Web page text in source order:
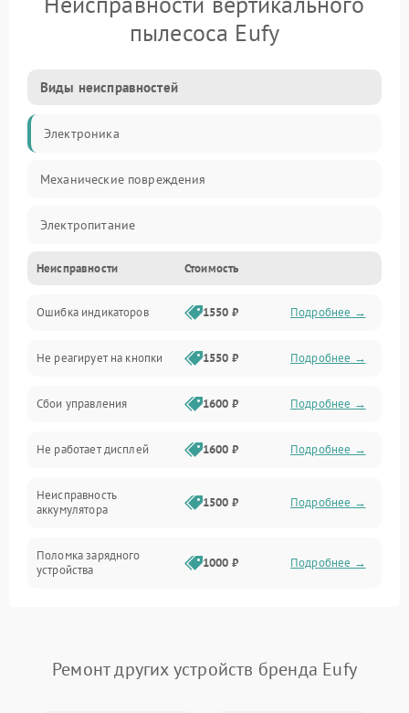
пылесоса Eufy
Виды неисправностей
Электроника
Механические повреждения
Электропитание
Механика
Аккумулятор
Работа системы
Всасывание
Засор
Привод
Электронные компоненты
Неисправности Стоимость
Ошибка индикаторов 1550 ₽ Подробнее →
Не реагирует на кнопки 1550 ₽ Подробнее →
Сбои управления 1600 ₽ Подробнее →
Не работает дисплей 1600 ₽ Подробнее →
Неисправность
аккумулятора
1500 ₽ Подробнее →
Поломка зарядного
устройства
1000 ₽ Подробнее →
Поломка кнопки
включения/выключения
500 ₽ Подробнее →
Ремонт других устройств бренда Eufy